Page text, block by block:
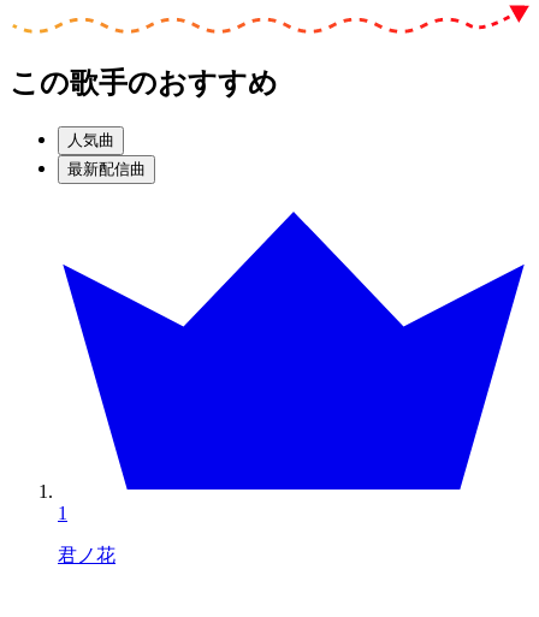
この歌手のおすすめ
人気曲
最新配信曲
1
君ノ花